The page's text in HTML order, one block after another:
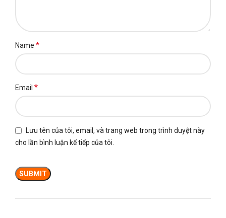
Name *
Email *
Lưu tên của tôi, email, và trang web trong trình duyệt này
cho lần bình luận kế tiếp của tôi.